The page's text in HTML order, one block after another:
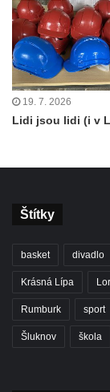
19. 7. 2026
Lidi jsou lidi (i v
Štítky
basket divadlo
Krásná Lípa
Rumburk sport
Šluknov škola